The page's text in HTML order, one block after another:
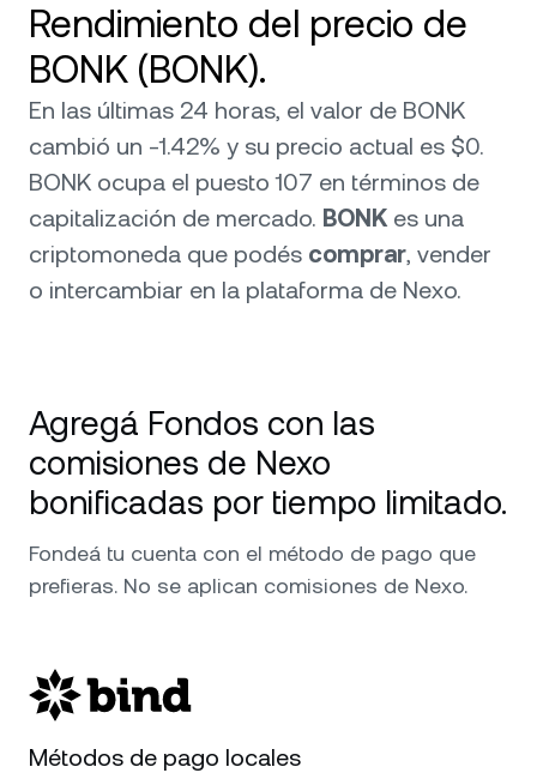
Rendimiento del precio de
BONK (BONK).
En las últimas 24 horas, el valor de BONK
cambió un -1.42% y su precio actual es $0.
BONK ocupa el puesto 107 en términos de
capitalización de mercado. BONKes una
criptomoneda que podés comprar, vender
o intercambiar en la plataforma de Nexo.
Agregá Fondos con las
comisiones de Nexo
bonificadas por tiempo limitado.
Fondeá tu cuenta con el método de pago que
prefieras. No se aplican comisiones de Nexo.
Métodos de pago locales